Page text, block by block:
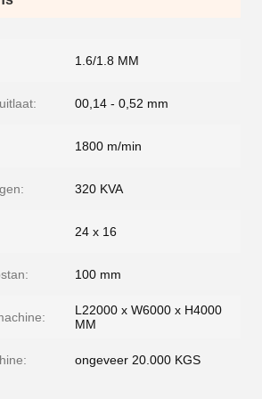
1.6/1.8 MM
00,14 - 0,52 mm
1800 m/min
320 KVA
24 x 16
100 mm
L22000 x W6000 x H4000
MM
ongeveer 20.000 KGS